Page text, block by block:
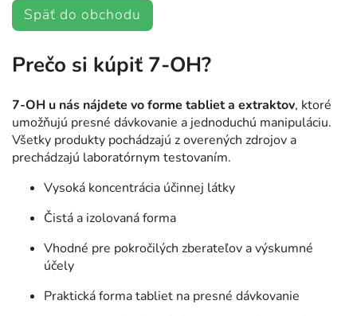
Späť do obchodu
Prečo si kúpiť 7-OH?
7-OH u nás nájdete vo forme tabliet a extraktov, ktoré
umožňujú presné dávkovanie a jednoduchú manipuláciu.
Všetky produkty pochádzajú z overených zdrojov a
prechádzajú laboratórnym testovaním.
Vysoká koncentrácia účinnej látky
Čistá a izolovaná forma
Vhodné pre pokročilých zberateľov a výskumné
účely
Praktická forma tabliet na presné dávkovanie